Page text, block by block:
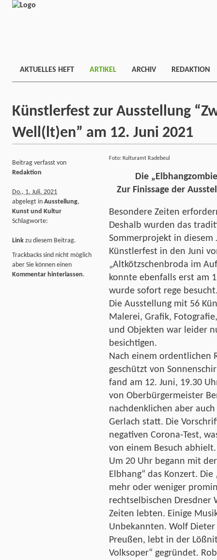
AKTUELLES HEFT ARTIKEL ARCHIV REDAKTION
Künstlerfest zur Ausstellung
Well(lt)en” am 12. Juni 2021
Foto: Kulturamt Radebeul
Die
Zur Finissage der
Besondere Zeiten
Deshalb wurden das
Sommerprojekt in diesem
Künstlerfest in den Juni
„Altkötzschenbroda im
konnte ebenfalls erst am
wurde sofort rege
Die Ausstellung mit 56
Malerei, Grafik,
und Objekten war leider
besichtigen.
Nach einem ordentlichen
geschützt von
fand am 12. Juni, 19.30
von Oberbürgermeister
nachdenklichen aber
Gerlach statt. Die
negativen Corona-Test,
von einem Besuch abhielt.
Um 20 Uhr begann mit
Elbhang“ das Konzert.
mehr oder weniger
rechtselbischen Dresdner
Zeiten lebten. Einige
Unbekannten. Wolf
Preußen, lebt in der
Volksoper“ gegründet.
Beitrag verfasst von
Redaktion
Do., 1. Juli. 2021
abgelegt in Ausstellung,
Kunst und Kultur
Schlagworte:
Link zu diesem Beitrag.
Trackbacks sind nicht möglich
aber Sie können einen
Kommentar hinterlassen.